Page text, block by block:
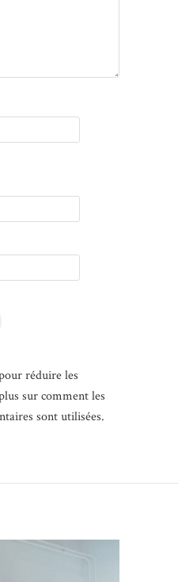
réduire les
sur comment les
sont utilisées.